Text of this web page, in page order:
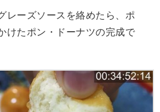
ーズソースを絡めたら、ポ
けたポン・ドーナツの完成で